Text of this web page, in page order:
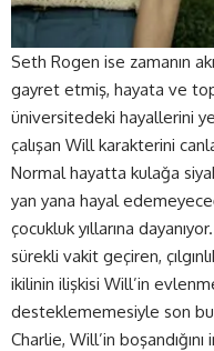
Seth Rogen ise zamanın
gayret etmiş, hayata ve
üniversitedeki hayallerini
çalışan Will karakterini
Normal hayatta kulağa
yan yana hayal
çocukluk yıllarına
sürekli vakit geçiren,
ikilinin ilişkisi Will’in
desteklememesiyle son
Charlie, Will’in